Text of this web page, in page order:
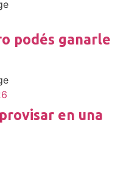
podés ganarle
en una